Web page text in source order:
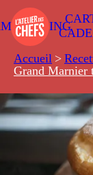
Accueil >
Grand Marnier